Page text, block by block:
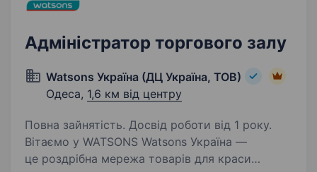
Адміністратор торгового залу
Watsons Україна (ДЦ Україна, ТОВ)
Одеса, 1,6 км від центру
Повна зайнятість. Досвід роботи від 1 року.
Вітаємо у WATSONS Watsons Україна —
це роздрібна мережа товарів для краси